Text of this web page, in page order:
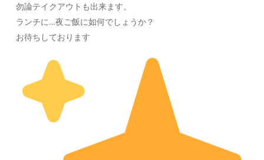
勿論テイクアウトも出来ます。
ランチに…夜ご飯に如何でしょうか？
お待ちしております